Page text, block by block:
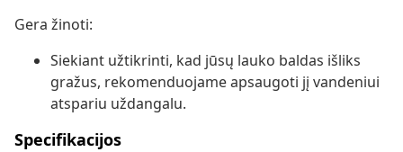
Gera žinoti:
Siekiant užtikrinti, kad jūsų lauko baldas išliks
gražus, rekomenduojame apsaugoti jį vandeniui
atspariu uždangalu.
Specifikacijos